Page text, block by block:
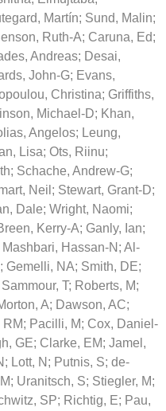
Martín; Sund, Malin;
Ruth-A; Caruna, Ed;
Andreas; Desai,
John-G; Evans,
Christina; Griffiths,
Michael-D; Khan,
Angelos; Leung,
Lisa; Ots, Riinu;
; Schache, Andrew-G;
Neil ; Stewart, Grant-D;
Dale; Wright, Naomi;
Kerry-A; Ganly, Ian;
Mashbari, Hassan-N ; Al-
; Gemelli, NA; Smith, DE;
Sammour, T; Roberts, M;
A; Dawson, AC;
RM; Pacilli, M; Cox, Daniel-
GE; Clarke, EM; Jamel,
; Lott, N ; Putnis, S; de-
; Uranitsch, S; Stiegler, M;
SP; Richtig, E; Pau,